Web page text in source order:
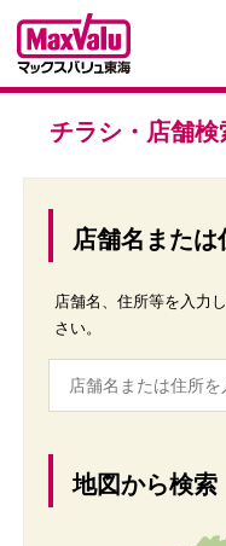
チラシ・店舗検
店舗名また
店舗名、住所等を入力
さい。
地図から検索